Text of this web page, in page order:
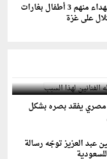
10 شهداء منهم 3 أطفال بغارات
على غزة
الفنانين لهذا السبب
مصري يفقد بصره بشكل
عبد العزيز توجّه رسالة